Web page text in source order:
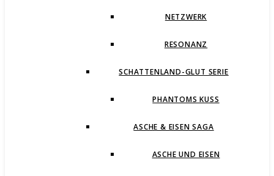
NETZWERK
RESONANZ
SCHATTENLAND-GLUT SERIE
PHANTOMS KUSS
ASCHE & EISEN SAGA
ASCHE UND EISEN